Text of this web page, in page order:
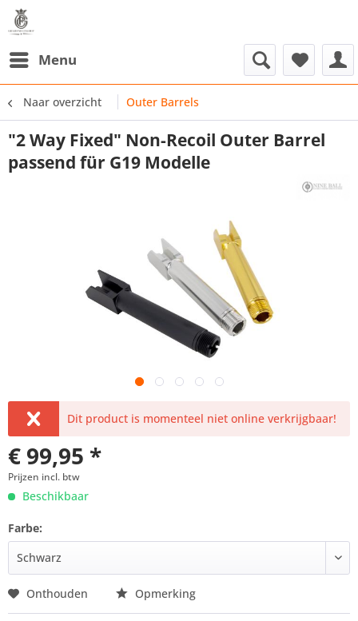
Menu
Naar overzicht Outer Barrels
"2 Way Fixed" Non-Recoil Outer Barrel
passend für G19 Modelle
Dit product is momenteel niet online verkrijgbaar!
€ 99,95 *
Prijzen incl. btw
Beschikbaar
Farbe:
Onthouden Opmerking